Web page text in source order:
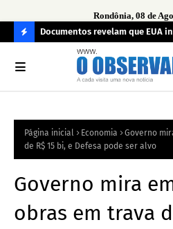
Rondônia, 08 de
O
R
de
Documentos revelam que EUA
Bahia em 1963
Página inicial Economia
Governo
de R$ 15 bi, e Defesa pode ser alvo
Governo mira
obras em trava